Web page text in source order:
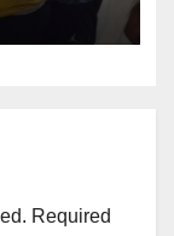
Required